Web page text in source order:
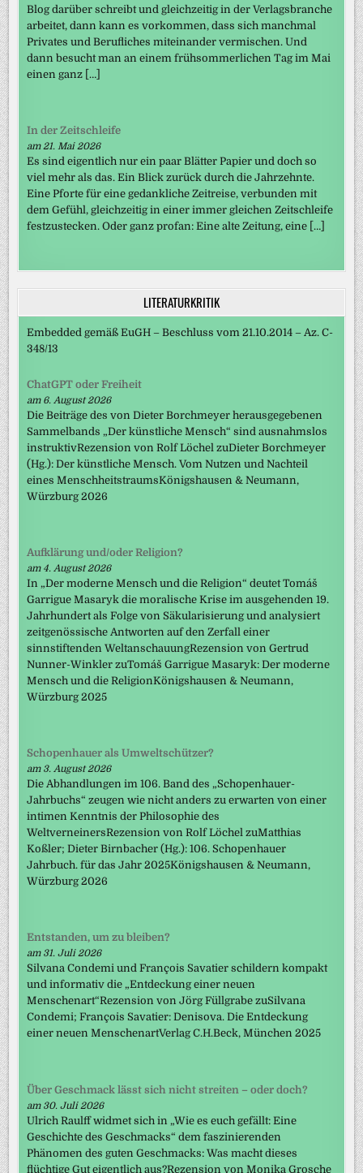
Blog darüber schreibt und gleichzeitig in der Verlagsbranche
arbeitet, dann kann es vorkommen, dass sich manchmal
Privates und Berufliches miteinander vermischen. Und
dann besucht man an einem frühsommerlichen Tag im Mai
einen ganz […]
In der Zeitschleife
am 21. Mai 2026
Es sind eigentlich nur ein paar Blätter Papier und doch so
viel mehr als das. Ein Blick zurück durch die Jahrzehnte.
Eine Pforte für eine gedankliche Zeitreise, verbunden mit
dem Gefühl, gleichzeitig in einer immer gleichen Zeitschleife
festzustecken. Oder ganz profan: Eine alte Zeitung, eine […]
LITERATURKRITIK
Embedded gemäß EuGH – Beschluss vom 21.10.2014 – Az. C-
348/13
ChatGPT oder Freiheit
am 6. August 2026
Die Beiträge des von Dieter Borchmeyer herausgegebenen
Sammelbands „Der künstliche Mensch“ sind ausnahmslos
instruktivRezension von Rolf Löchel zuDieter Borchmeyer
(Hg.): Der künstliche Mensch. Vom Nutzen und Nachteil
eines MenschheitstraumsKönigshausen & Neumann,
Würzburg 2026
Aufklärung und/oder Religion?
am 4. August 2026
In „Der moderne Mensch und die Religion“ deutet Tomáš
Garrigue Masaryk die moralische Krise im ausgehenden 19.
Jahrhundert als Folge von Säkularisierung und analysiert
zeitgenössische Antworten auf den Zerfall einer
sinnstiftenden WeltanschauungRezension von Gertrud
Nunner-Winkler zuTomáš Garrigue Masaryk: Der moderne
Mensch und die ReligionKönigshausen & Neumann,
Würzburg 2025
Schopenhauer als Umweltschützer?
am 3. August 2026
Die Abhandlungen im 106. Band des „Schopenhauer-
Jahrbuchs“ zeugen wie nicht anders zu erwarten von einer
intimen Kenntnis der Philosophie des
WeltverneinersRezension von Rolf Löchel zuMatthias
Koßler; Dieter Birnbacher (Hg.): 106. Schopenhauer
Jahrbuch. für das Jahr 2025Königshausen & Neumann,
Würzburg 2026
Entstanden, um zu bleiben?
am 31. Juli 2026
Silvana Condemi und François Savatier schildern kompakt
und informativ die „Entdeckung einer neuen
Menschenart“Rezension von Jörg Füllgrabe zuSilvana
Condemi; François Savatier: Denisova. Die Entdeckung
einer neuen MenschenartVerlag C.H.Beck, München 2025
Über Geschmack lässt sich nicht streiten – oder doch?
am 30. Juli 2026
Ulrich Raulff widmet sich in „Wie es euch gefällt: Eine
Geschichte des Geschmacks“ dem faszinierenden
Phänomen des guten Geschmacks: Was macht dieses
flüchtige Gut eigentlich aus?Rezension von Monika Grosche